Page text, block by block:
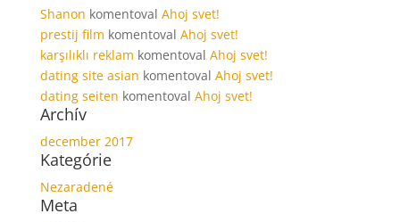
Shanon komentoval Ahoj svet!
prestij film komentoval Ahoj svet!
karşılıklı reklam komentoval Ahoj svet!
dating site asian komentoval Ahoj svet!
dating seiten komentoval Ahoj svet!
Archív
december 2017
Kategórie
Nezaradené
Meta